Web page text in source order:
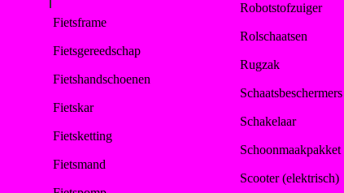
Fietsframe
Fietsgereedschap
Fietshandschoenen
Fietskar
Fietsketting
Fietsmand
Robotstofzuiger
Rolschaatsen
Rugzak
Schaatsbeschermers
Schakelaar
Schoonmaakpakket
Scooter (elektrisch)